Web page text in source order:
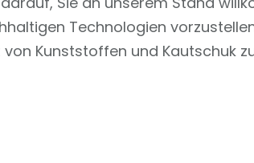
Technologien
Kunststoffen und Kautschuk